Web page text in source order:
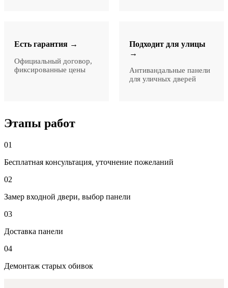
Есть гарантия →
Официальный договор,
фиксированные цены
Подходит для улицы
→
Антивандальные панели
для уличных дверей
Этапы работ
01
Бесплатная консультация, уточнение пожеланий
02
Замер входной двери, выбор панели
03
Доставка панели
04
Демонтаж старых обивок